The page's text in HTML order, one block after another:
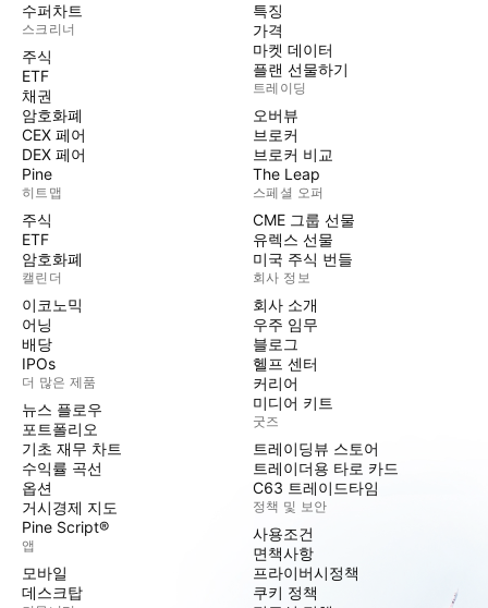
수퍼차트
스크리너
주식
ETF
채권
암호화폐
CEX 페어
DEX 페어
Pine
히트맵
주식
ETF
암호화폐
캘린더
이코노믹
어닝
배당
IPOs
더 많은 제품
뉴스 플로우
포트폴리오
기초 재무 차트
수익률 곡선
옵션
거시경제 지도
Pine Script®
앱
모바일
데스크탑
특징
가격
마켓 데이터
플랜 선물하기
트레이딩
오버뷰
브로커
브로커 비교
The Leap
스페셜 오퍼
CME 그룹 선물
유렉스 선물
미국 주식 번들
회사 정보
회사 소개
우주 임무
블로그
헬프 센터
커리어
미디어 키트
굿즈
트레이딩뷰 스토어
트레이더용 타로 카드
C63 트레이드타임
정책 및 보안
사용조건
면책사항
프라이버시정책
쿠키 정책